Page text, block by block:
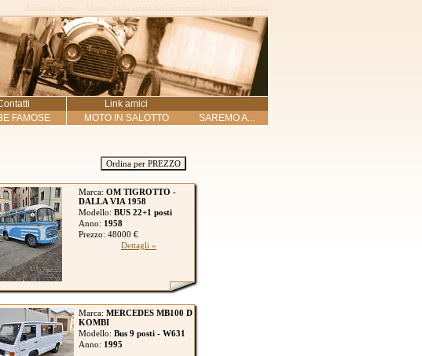
Ausonia Schio - Museo della storia dell'automobile e del motociclo
Link amici
FAMOSE MOTO IN SALOTTO SAREMO A...
Ordina per PREZZO
Marca: OM TIGROTTO -
DALLA VIA 1958
Modello: BUS 22+1 posti
Anno: 1958
Prezzo: 48000 €
Dettagli »
Marca: MERCEDES MB100 D
KOMBI
Modello: Bus 9 posti - W631
Anno: 1995